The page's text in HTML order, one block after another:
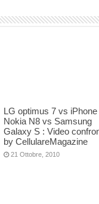
LG optimus 7 vs
Nokia N8 vs Samsung
Galaxy S : Video
by CellulareMagazine
21 Ottobre, 2010